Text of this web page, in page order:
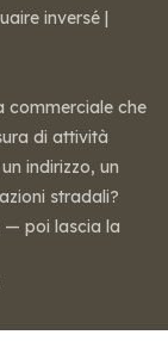
inversé |
commerciale che
di attività
indirizzo, un
stradali?
— poi lascia la